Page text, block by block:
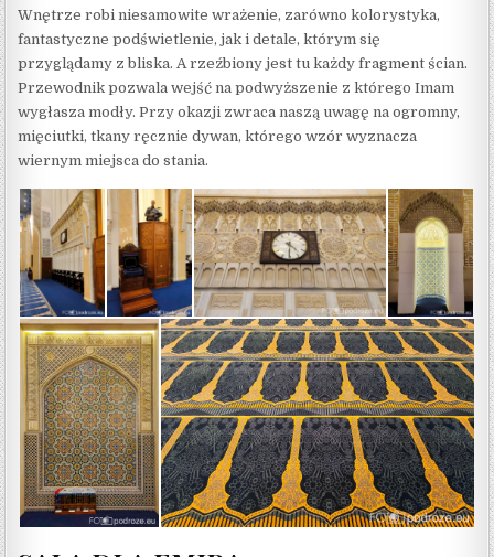
Wnętrze robi niesamowite wrażenie, zarówno kolorystyka,
fantastyczne podświetlenie, jak i detale, którym się
przyglądamy z bliska. A rzeźbiony jest tu każdy fragment ścian.
Przewodnik pozwala wejść na podwyższenie z którego Imam
wygłasza modły. Przy okazji zwraca naszą uwagę na ogromny,
mięciutki, tkany ręcznie dywan, którego wzór wyznacza
wiernym miejsca do stania.